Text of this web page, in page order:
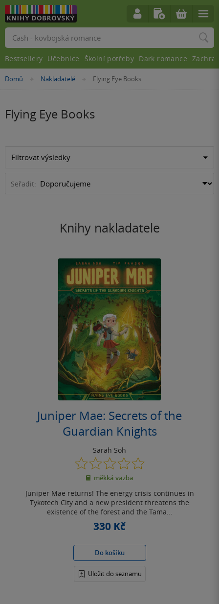
Nacházíte
Domů »
Nakladatelé »Flying Eye Books
Flying Eye Books
Filtrovat výsledky
Seřadit:
Knihy nakladatele
Juniper Mae: Secrets of the
Guardian Knights
Sarah Soh
0.0
z
5
měkká vazba
Juniper Mae returns! The energy crisis continues in
Tykotech City and a new president threatens the
existence of the forest and the Tama...
330 Kč
Do košíku
Uložit do seznamu
Vyhledávání
Bestsellery Učebnice Školní potřeby Dark romance